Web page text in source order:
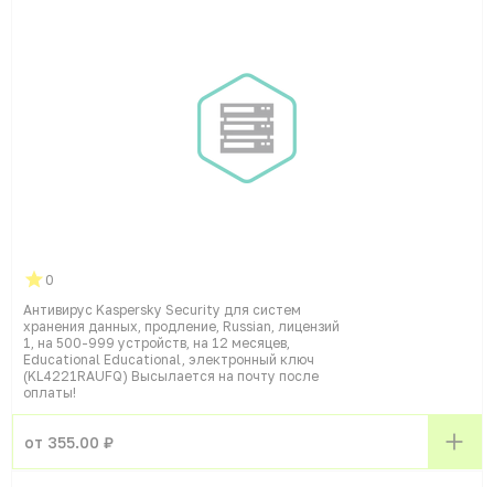
0
Антивирус Kaspersky Security для систем
хранения данных, продление, Russian, лицензий
1, на 500-999 устройств, на 12 месяцев,
Educational Educational, электронный ключ
(KL4221RAUFQ) Высылается на почту после
оплаты!
от 355.00 ₽